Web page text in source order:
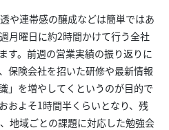
や連帯感の醸成などは簡単ではあ
月曜日に約2時間かけて行う全社
す。前週の営業実績の振り返りに
保険会社を招いた研修や最新情報
」を増やしてくというのが目的で
およそ1時間半くらいとなり、残
地域ごとの課題に対応した勉強会